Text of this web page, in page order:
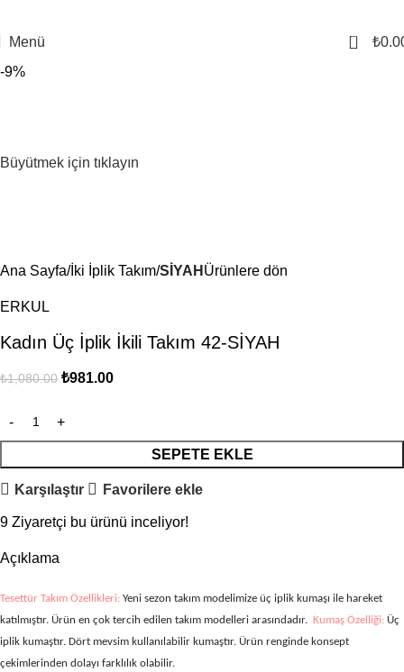
Menü 0 ₺
-9%
Büyütmek için tıklayın
Ana Sayfa İki İplik Takım SİYAH Ürünlere dön
ERKUL
Kadın Üç İplik İkili Takım 42-SİYAH
₺1,080.00 ₺981.00
SEPETE EKLE
Karşılaştır Favorilere ekle
9 Ziyaretçi bu ürünü inceliyor!
Açıklama
Tesettür Takım Özellikleri: Yeni sezon takım modelimize üç iplik kumaşı ile hareket
katılmıştır. Ürün en çok tercih edilen takım modelleri arasındadır. Kumaş Özelliği: Üç
iplik kumaştır. Dört mevsim kullanılabilir kumaştır. Ürün renginde konsept
çekimlerinden dolayı farklılık olabilir.